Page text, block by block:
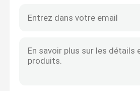
Maison
Produits